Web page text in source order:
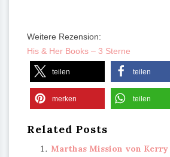
Weitere Rezension:
His & Her Books – 3 Sterne
teilen teilen
merken teilen
Related Posts
Marthas Mission von